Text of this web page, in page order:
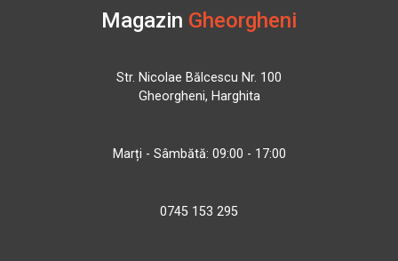
Magazin Gheorgheni
Str. Nicolae Bălcescu Nr. 100
Gheorgheni, Harghita
Marți - Sâmbătă: 09:00 - 17:00
0745 153 295